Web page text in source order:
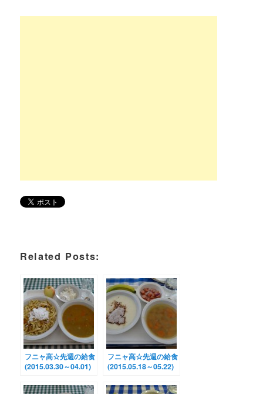
Related Posts:
フニャ高☆先週の給食
(2015.03.30～04.01)
フニャ高☆先週の給食
(2015.05.18～05.22)